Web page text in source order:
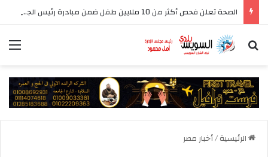
الصحة تعلن فحص أكثر من 10 ملايين طفل ضمن مبادرة رئيس الجمهورية للكشف المبكر وعلاج فقدان السمع لدى حديثي الولادة
بحث عن
الرئيسية/أخبار مصر